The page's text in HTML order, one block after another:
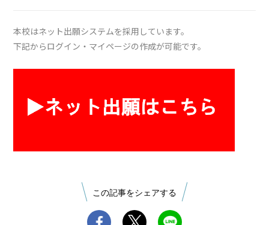
本校はネット出願システムを採用しています。
下記からログイン・マイページの作成が可能です。
この記事をシェアする